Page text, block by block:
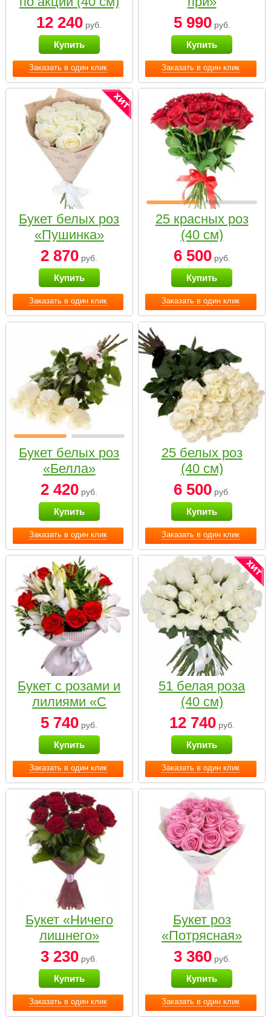
Заказать в один клик
12 240 руб.
Купить
Заказать в один клик
5 990руб.
Купить
Заказать в один клик
Букет белых роз
«Пушинка»
2 870 руб.
Купить
Заказать в один клик
25 красных роз
(40 см)
6 500руб.
Купить
Заказать в один клик
Букет белых роз
«Белла»
2 420 руб.
Купить
Заказать в один клик
25 белых роз
(40 см)
6 500руб.
Купить
Заказать в один клик
Букет с розами и
лилиями «С
наилучшими
пожеланиями»
5 740 руб.
Купить
Заказать в один клик
51 белая роза
(40 см)
12 740руб.
Купить
Заказать в один клик
Букет «Ничего
лишнего»
3 230 руб.
Купить
Заказать в один клик
Букет роз
«Потрясная»
3 360руб.
Купить